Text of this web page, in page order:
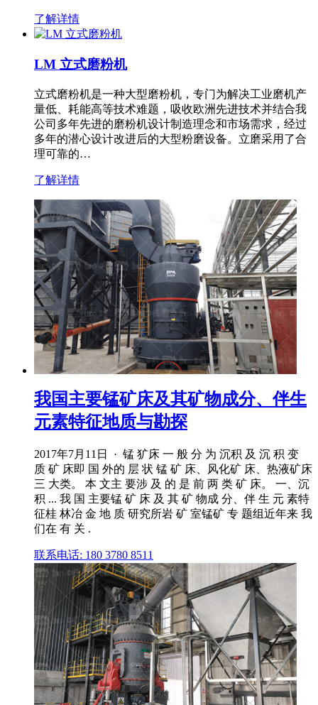
了解详情
LM 立式磨粉机
立式磨粉机是一种大型磨粉机，专门为解决工业磨机产
量低、耗能高等技术难题，吸收欧洲先进技术并结合我
公司多年先进的磨粉机设计制造理念和市场需求，经过
多年的潜心设计改进后的大型粉磨设备。立磨采用了合
理可靠的…
了解详情
我国主要锰矿床及其矿物成分、伴生
元素特征地质与勘探
2017年7月11日 · 锰 犷床 一 般 分 为 沉积 及 沉 积 变
质 矿 床即 国 外的 层 状 锰 矿 床、风化矿 床、热液矿床
三 大类。 本 文主 要涉 及 的 是 前 两 类 矿 床。 一、沉
积 ... 我 国 主要锰 矿 床 及 其 矿 物成 分、伴 生 元 素特
征桂 林冶 金 地 质 研究所岩 矿 室锰矿 专 题组近年来 我
们在 有 关 .
联系电话: 180 3780 8511